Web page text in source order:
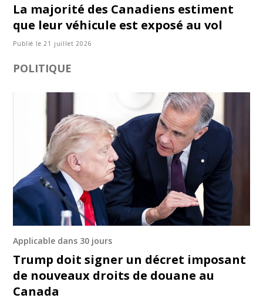
La majorité des Canadiens estiment
que leur véhicule est exposé au vol
Publié le 21 juillet 2026
POLITIQUE
Applicable dans 30 jours
Trump doit signer un décret imposant
de nouveaux droits de douane au
Canada